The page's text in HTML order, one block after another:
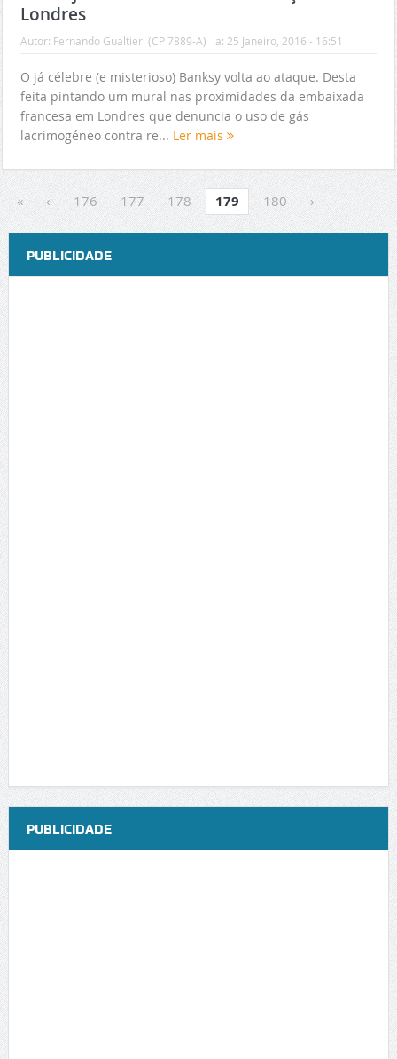
Londres
Autor: Fernando Gualtieri (CP 7889-A) a: 25 Janeiro, 2016 - 16:51
O já célebre (e misterioso) Banksy volta ao ataque. Desta
feita pintando um mural nas proximidades da embaixada
francesa em Londres que denuncia o uso de gás
lacrimogéneo contra re... Ler mais
« ‹ 176 177 178 179 180 ›
PUBLICIDADE
PUBLICIDADE